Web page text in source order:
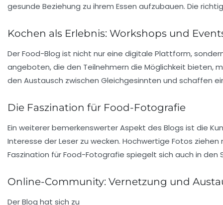
gesunde Beziehung zu ihrem Essen aufzubauen. Die
Kochen als Erlebnis: Workshops und
Der Food-Blog ist nicht nur eine digitale Plattform,
angeboten, die den Teilnehmern die Möglichkeit bieten,
den Austausch zwischen Gleichgesinnten und schaffen
Die Faszination für Food-Fotografie
Ein weiterer bemerkenswerter Aspekt des Blogs ist die
Interesse der Leser zu wecken. Hochwertige Fotos
Faszination für Food-Fotografie spiegelt sich auch in
Online-Community: Vernetzung und
Der Blog hat sich zu